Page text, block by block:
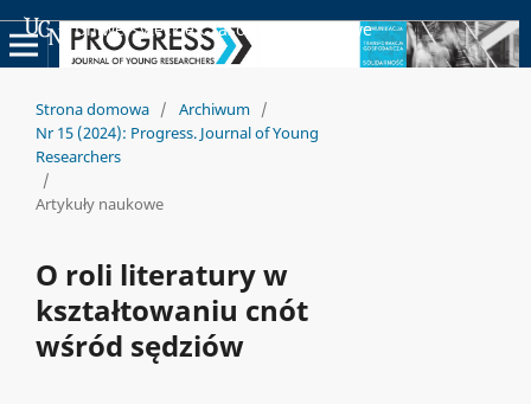
Uniwersyteckie Czasopisma Naukowe
Strona domowa / Archiwum /
Nr 15 (2024): Progress. Journal of Young
Researchers
/
Artykuły naukowe
O roli literatury w
kształtowaniu cnót
wśród sędziów